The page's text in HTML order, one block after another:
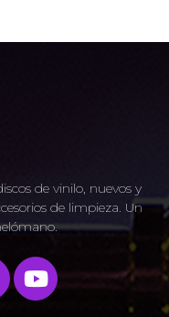
de vinilo, nuevos y
de limpieza. Un